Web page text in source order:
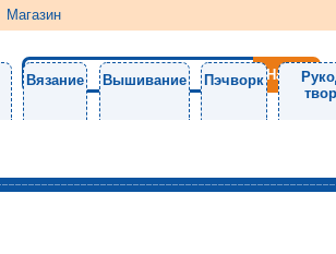
Магазин
Вязание Вышивание Пэчворк